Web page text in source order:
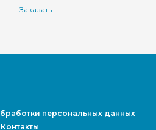
Заказать
персональных данных
Контакты